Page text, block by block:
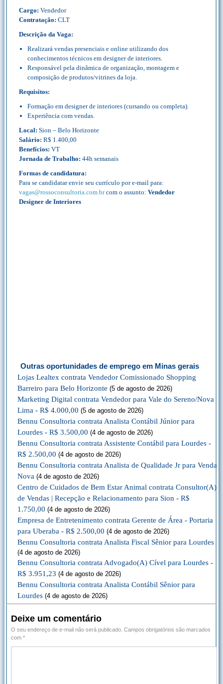
Cargo: Vendedor
Contratação: CLT
Descrição da Vaga:
Realizará vendas presenciais e online utilizando dos
conhecimentos técnicos em designer de interiores.
Responsável pela dinâmica de organização, montagem e
composição de produtos/vitrines da loja.
Requisitos:
Formação em designer de interiores (cursando ou completa).
Experiência com vendas.
Local: Sion – Belo Horizonte
Salário: R$ 1.400,00
Benefícios: VT
Jornada de Trabalho: 44h semanais
Formas de candidatura:
Para se candidatar envie seu currículo por e-mail para:
vagas@rossoconsultoria.com.brcom o assunto: Vendedor
Designer de Interiores
Outras oportunidades de emprego em Minas gerais
Lojas Lealtex contrata Vendedor Comissionado Shopping
Barreiro para Belo Horizonte (5 de agosto de 2026)
Marketing Digital contrata Vendedor para Vale do Sereno/Nova
Lima - R$ 4.000,00 (5 de agosto de 2026)
Bennu Consultoria contrata Analista Contábil Júnior para
Lourdes - R$ 3.500,00 (4 de agosto de 2026)
Bennu Consultoria contrata Assistente Contábil para Lourdes -
R$ 2.500,00 (4 de agosto de 2026)
Bennu Consultoria contrata Analista de Qualidade Jr para Venda
Nova (4 de agosto de 2026)
Centro de Cuidados de Bem Estar Animal contrata Consultor(A)
de Vendas | Recepção e Relacionamento para Sion - R$
1.750,00 (4 de agosto de 2026)
Empresa de Entretenimento contrata Gerente de Área - Portaria
para Uberaba - R$ 2.500,00 (4 de agosto de 2026)
Bennu Consultoria contrata Analista Fiscal Sênior para Lourdes
(4 de agosto de 2026)
Bennu Consultoria contrata Advogado(A) Cível para Lourdes -
R$ 3.951,23 (4 de agosto de 2026)
Bennu Consultoria contrata Analista Contábil Sênior para
Lourdes (4 de agosto de 2026)
Deixe um comentário
O seu endereço de e-mail não será publicado. Campos obrigatórios são marcados
com *